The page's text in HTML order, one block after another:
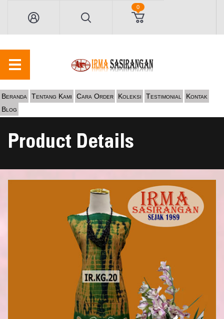
0
Beranda Tentang Kami Cara Order Koleksi Testimonial
Kontak
Blog
Product Details